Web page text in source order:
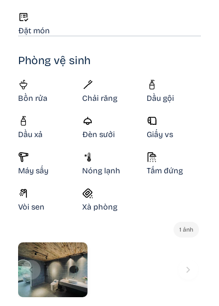
Đặt món
Phòng vệ sinh
Bồn rửa Chải răng Dầu gội
Dầu xả Đèn sưởi Giấy vs
Máy sấy Nóng lạnh Tắm đứng
Vòi sen Xà phòng
1 ảnh